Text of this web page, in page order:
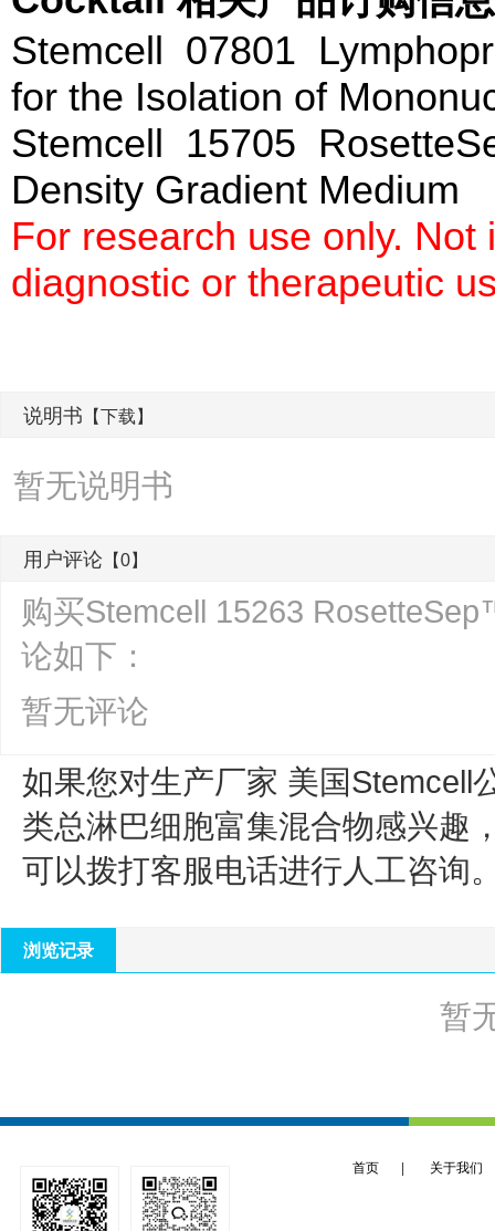
Stemcell 07801
for the Isolation of
Stemcell 15705
Density Gradient Medium
For research use only.
diagnostic or therapeutic
说明书 【下载】
暂无说明书
用户评论 【0】
购买Stemcell 15263
论如下：
暂无评论
如果您对生产厂家 美国Stemcell
类总淋巴细胞富集混合物感兴趣
可以拨打客服电话进行人工咨询
浏览记录
暂
首页 关于我们